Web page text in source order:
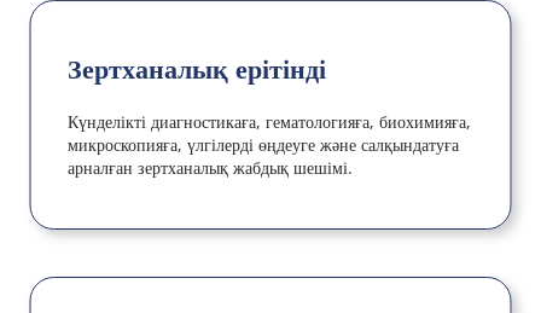
Зертханалық ерітінді
Күнделікті диагностикаға, гематологияға, биохимияға,
микроскопияға, үлгілерді өңдеуге және салқындатуға
арналған зертханалық жабдық шешімі.